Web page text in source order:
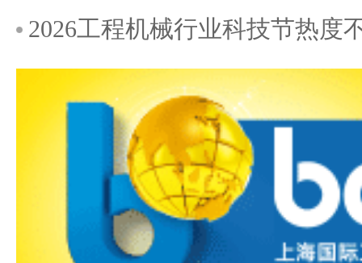
2026工程机械行业科技节热度